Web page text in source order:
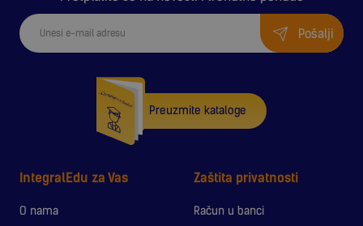
IntegralEdu za Vas
O nama
Zaštita privatnosti
Račun u banci
Pošalji
Preuzmite kataloge